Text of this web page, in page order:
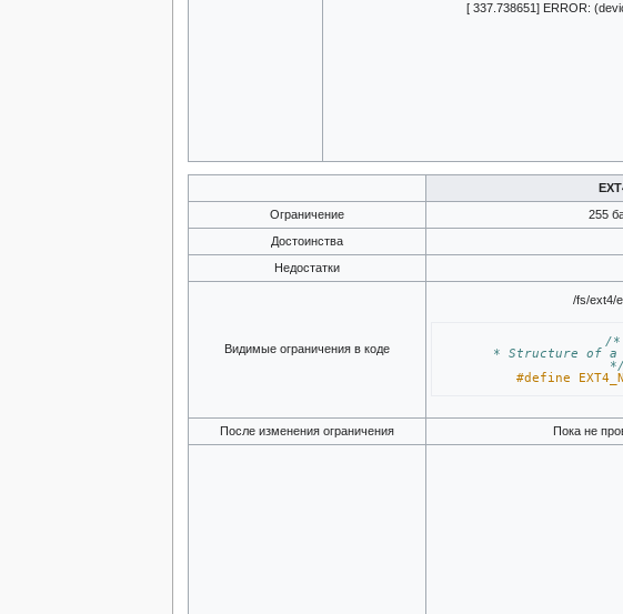
[ 337.738651] ERROR:
Ограничение
255
Достоинства
Недостатки
Видимые ограничения в коде
/fs/ext4/
/*
* Structure of a
*/
#define
После изменения ограничения Пока не